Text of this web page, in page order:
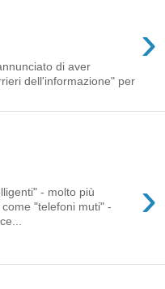
›
di aver
dell'informazione" per
›
- molto più
"telefoni muti" -